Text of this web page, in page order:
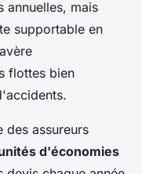
annuelles, mais
supportable en
flottes bien
des assureurs
d'économies